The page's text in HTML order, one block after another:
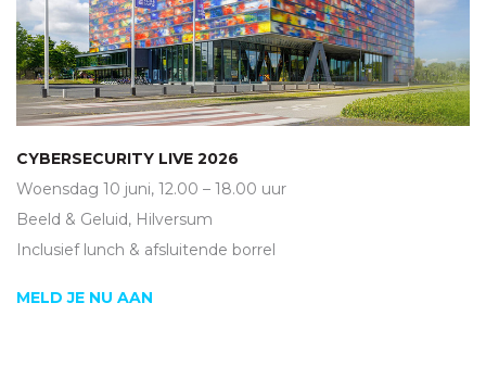
CYBERSECURITY LIVE 2026
Woensdag 10 juni, 12.00 – 18.00 uur
Beeld & Geluid, Hilversum
Inclusief lunch & afsluitende borrel
MELD JE NU AAN